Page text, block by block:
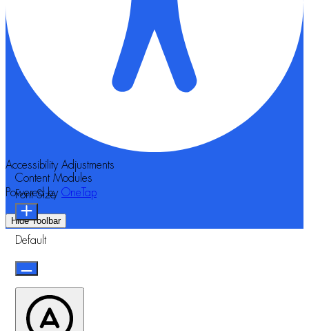
Accessibility Adjustments
Powered by OneTap
Hide Toolbar
Content Modules
Font Size
Default